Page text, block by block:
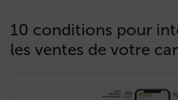
10 conditions pour
les ventes de votre